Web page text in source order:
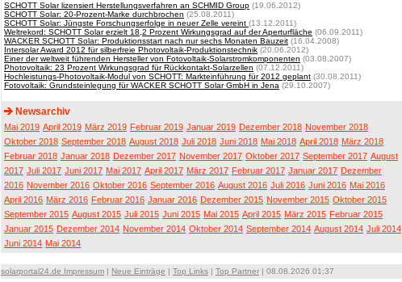
SCHOTT Solar lizensiert Herstellungsverfahren an SCHMID Group (19.06.2012)
SCHOTT Solar: 20-Prozent-Marke durchbrochen (25.08.2011)
SCHOTT Solar: Jüngste Forschungserfolge in neuer Zelle vereint (13.12.2011)
Weltrekord: SCHOTT Solar erzielt 18,2 Prozent Wirkungsgrad auf der Aperturfläche (06.09.2011)
WACKER SCHOTT Solar: Produktionsstart nach nur sechs Monaten Bauzeit (16.04.2008)
Intersolar Award 2012 für silberfreie Photovoltaik-Produktionstechnik (20.06.2012)
Einer der weltweit führenden Hersteller von Fotovoltaik-Solarstromkomponenten (03.08.2007)
Photovoltaik: 23 Prozent Wirkungsgrad für Rückkontakt-Solarzellen (07.12.2011)
Hochleistungs-Photovoltaik-Modul von SCHOTT: Markteinführung für 2012 geplant (30.08.2011)
Fotovoltaik: Grundsteinlegung für WACKER SCHOTT Solar GmbH in Jena (29.10.2007)
Newsarchiv
Mai 2019 April 2019 März 2019 Februar 2019 Januar 2019 Dezember 2018 November 2018
Oktober 2018 September 2018 August 2018 Juli 2018 Juni 2018 Mai 2018 April 2018 März 2018
Februar 2018 Januar 2018 Dezember 2017 November 2017 Oktober 2017 September 2017 August
2017 Juli 2017 Juni 2017 Mai 2017 April 2017 März 2017 Februar 2017 Januar 2017 Dezember
2016 November 2016 Oktober 2016 September 2016 August 2016 Juli 2016 Juni 2016 Mai 2016
April 2016 März 2016 Februar 2016 Januar 2016 Dezember 2015 November 2015 Oktober 2015
September 2015 August 2015 Juli 2015 Juni 2015 Mai 2015 April 2015 März 2015 Februar 2015
Januar 2015 Dezember 2014 November 2014 Oktober 2014 September 2014 August 2014 Juli 2014
Juni 2014 Mai 2014
solarportal24.de Impressum | Neue Einträge | Top Links | Top Partner | 08.08.2026 01:37